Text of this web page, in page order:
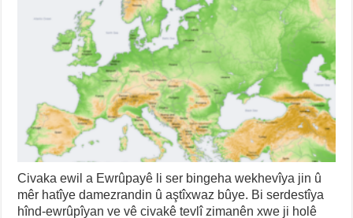
Civaka ewil a Ewrûpayê li ser bingeha wekhevîya jin û
mêr hatîye damezrandin û aştîxwaz bûye. Bi serdestîya
hînd-ewrûpîyan ve vê civakê tevlî zimanên xwe ji holê